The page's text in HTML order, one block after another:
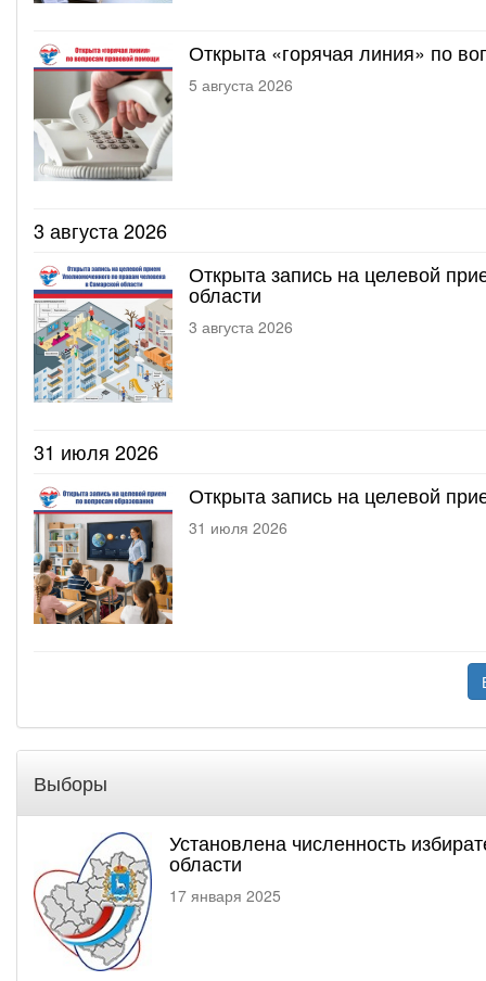
Открыта «горячая линия» по
5 августа 2026
3 августа 2026
Открыта запись на целевой
области
3 августа 2026
31 июля 2026
Открыта запись на целевой
31 июля 2026
Выборы
Установлена численность
области
17 января 2025